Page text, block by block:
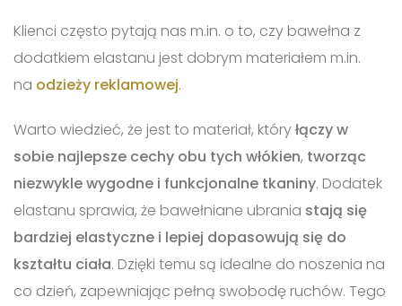
Klienci często pytają nas m.in. o to, czy bawełna z
dodatkiem elastanu jest dobrym materiałem m.in.
na odzieży reklamowej.
Warto wiedzieć, że jest to materiał, któryłączy w
sobie najlepsze cechy obu tych włókien, tworząc
niezwykle wygodne i funkcjonalne tkaniny. Dodatek
elastanu sprawia, że bawełniane ubrania stają się
bardziej elastyczne i lepiej dopasowują się do
kształtu ciała. Dzięki temu są idealne do noszenia na
co dzień, zapewniając pełną swobodę ruchów. Tego